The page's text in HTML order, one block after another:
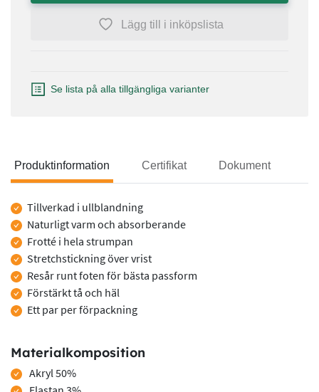
Lägg till i inköpslista
Se lista på alla tillgängliga varianter
Produktinformation Certifikat Dokument
Produktinformation
Tillverkad i ullblandning
Naturligt varm och absorberande
Frotté i hela strumpan
Stretchstickning över vrist
Resår runt foten för bästa passform
Förstärkt tå och häl
Ett par per förpackning
Materialkomposition
Akryl 50%